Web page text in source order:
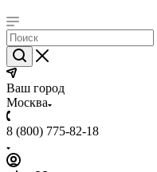
Ваш город
Москва
8 (800) 775-82-18